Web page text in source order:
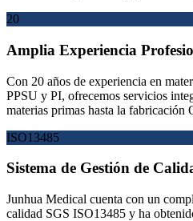
20
Amplia Experiencia
Con 20 años de experiencia en
PPSU y PI, ofrecemos servicios
materias primas hasta la fabricación
ISO13485
Sistema de Gestión de
Junhua Medical cuenta con un
calidad SGS ISO13485 y ha